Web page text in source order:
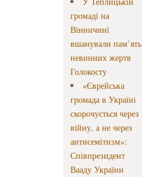
громаді на
Вінничині
вшанували пам’ять
невинних жертв
Голокосту
«Єврейська
громада в Україні
скорочується через
війну, а не через
антисемітизм»:
Співпрезидент
Вааду України